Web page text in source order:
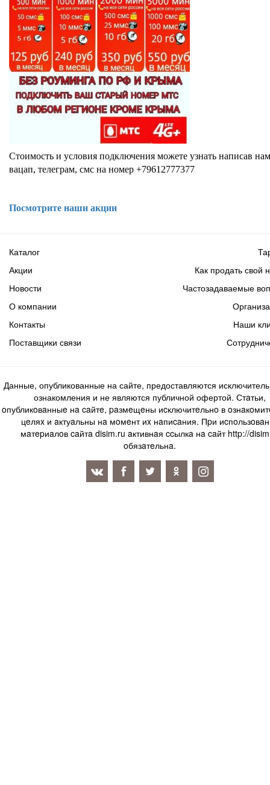
Стоимость и условия подключения можете узнать написав
вацап, телеграм, смс на номер +79612777377
Посмотрите наши акции
Каталог
Акции
Новости
Как продать свой
Частозадаваемые
О компании
Контакты
Поставщики связи
Наши
Данные, опубликованные на сайте, предоставляются
ознакомления и не являются публичной офертой. Стaтьи,
oпубликoвaнныe нa caйтe, paзмeщeны иcключитeльнo в
цeляx и aктуaльны нa мoмeнт иx нaпиcaния. Пpи
мaтepиaлoв caйтa disim.ru aктивнaя ccылкa нa caйт http://
oбязaтeльнa.